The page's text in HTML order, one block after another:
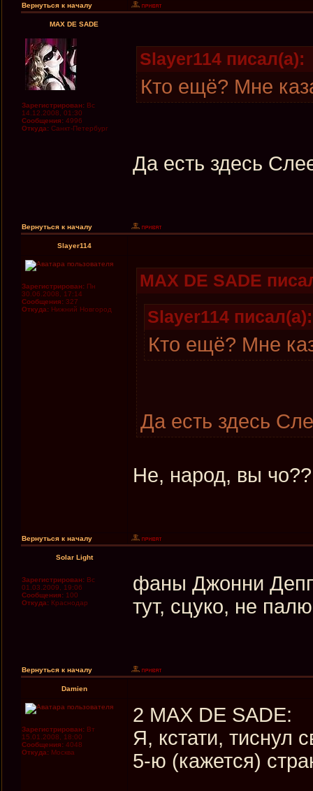
Вернуться к началу
MAX DE SADE
Зарегистрирован: Вс
14.12.2008, 01:30
Сообщения: 4996
Откуда: Санкт-Петербург
Slayer114 писал(а):
Кто ещё? Мне
Да есть здесь
Вернуться к началу
Slayer114
Зарегистрирован: Пн
30.06.2008, 17:14
Сообщения: 327
Откуда: Нижний Новгород
MAX DE SADE
Slayer114 писал(а):
Кто ещё? Мне
Да есть здесь
Не, народ, вы
Вернуться к началу
Solar Light
Зарегистрирован: Вс
01.03.2009, 19:06
Сообщения: 100
Откуда: Крaснодaр
фaны Джонни
тут, сцуко, нe
Вернуться к началу
Damien
Зарегистрирован: Вт
15.01.2008, 18:00
Сообщения: 4048
Откуда: Москва
2 MAX DE SADE:
Я, кстати, тиснул
5-ю (кажется)